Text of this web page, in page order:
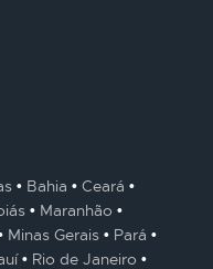
Bahia
Ceará
Maranhão
Minas Gerais
Pará
Rio de Janeiro